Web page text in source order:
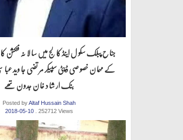
جنا ح پبلک سکو ل اینڈ کا لج میں سا لا نہ فنکشن کا
کے مہما ن خصو صی ڈپٹی سپیکر مر تضی جا وید عبا
بنک ار شا د خا ن جدو ن تھے
Posted byAltaf Hussain Shah
2018-05-10
. 252712 Views